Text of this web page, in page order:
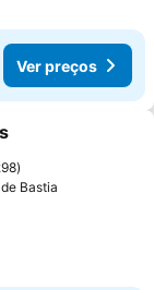
Ver preços
favoritos
Bastia